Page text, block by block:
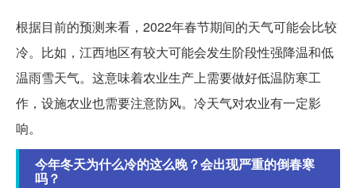
根据目前的预测来看，2022年春节期间的天气可能会比较
冷。比如，江西地区有较大可能会发生阶段性强降温和低
温雨雪天气。这意味着农业生产上需要做好低温防寒工
作，设施农业也需要注意防风。冷天气对农业有一定影
响。
今年冬天为什么冷的这么晚？会出现严重的倒春寒
吗？